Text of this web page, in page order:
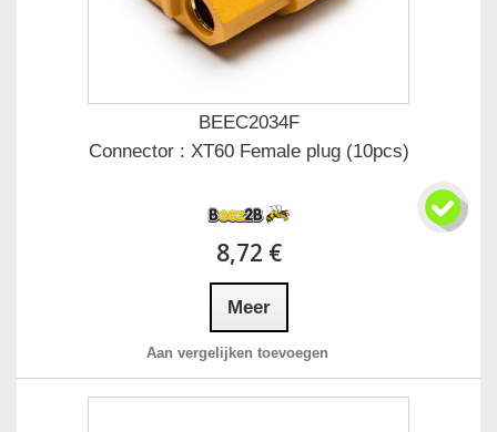
BEEC2034F
Connector : XT60 Female plug (10pcs)
8,72 €
Meer
Aan vergelijken toevoegen